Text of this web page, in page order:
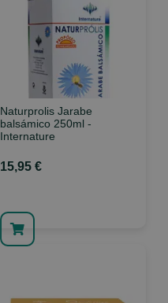
Naturprolis Jarabe
balsámico 250ml -
Internature
15,95 €